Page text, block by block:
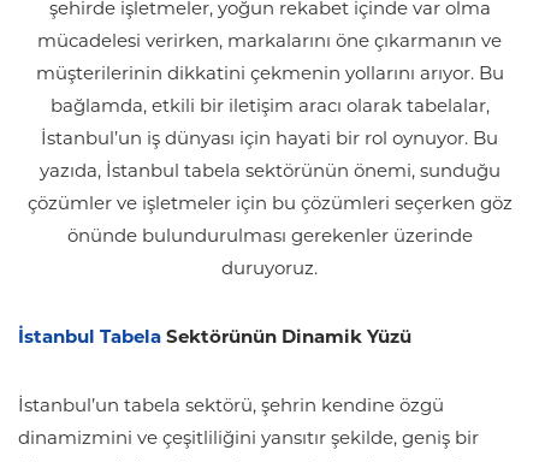
şehirde işletmeler, yoğun rekabet içinde var olma
mücadelesi verirken, markalarını öne çıkarmanın ve
müşterilerinin dikkatini çekmenin yollarını arıyor. Bu
bağlamda, etkili bir iletişim aracı olarak tabelalar,
İstanbul’un iş dünyası için hayati bir rol oynuyor. Bu
yazıda, İstanbul tabela sektörünün önemi, sunduğu
çözümler ve işletmeler için bu çözümleri seçerken göz
önünde bulundurulması gerekenler üzerinde
duruyoruz.
İstanbul Tabela Sektörünün Dinamik Yüzü
İstanbul’un tabela sektörü, şehrin kendine özgü
dinamizmini ve çeşitliliğini yansıtır şekilde, geniş bir